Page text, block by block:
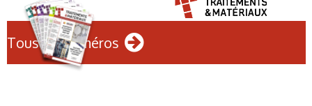
Tous les numéros